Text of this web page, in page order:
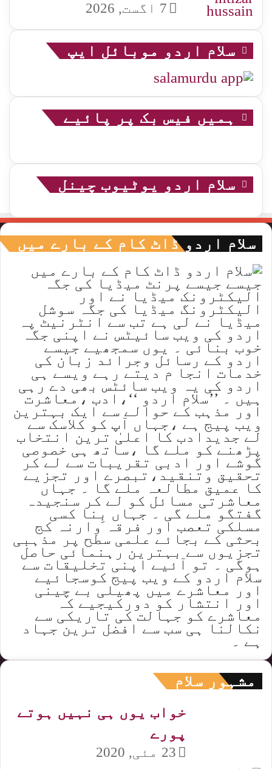
7 اگست, 2026
سلام اردو موبائل ایپ
ہمیں فیس بک پر پائیے
سلام اردو یوٹیوب چینل
سلام اردو ڈاٹ کام کے بارے میں
جیسے جیسے پرنٹ میڈیا کی جگہ
الیکٹرونک میڈیا نے اور
الیکٹرونگ میڈیا کی جگہ سوشل
میڈیا نے لی ہے تب سے انٹرنیٹ پہ
اردو کی ویب سائیٹس نے اپنی جگہ
خوب بنائی ۔ یوں سمجھیے جیسے
اردو کے رسائل وجرائد زبان کی
خدمات انجا م دیتے رہے ویسے ہی
اردو کی یہ ویب سائٹس بھی دے رہی
ہیں ۔ ’’سلام اردو ‘‘،ادب ،معاشرت
اور مذہب کے حوالے سے ایک بہترین
ویب پیج ہے ،جہاں آپ کو کلاسک سے
لے جدیدادب کا اعلیٰ ترین انتخاب
پڑھنے کو ملے گا ،ساتھ ہی خصوصی
گوشے اور ادبی تقریبات سے لے کر
تحقیق وتنقید،تبصرے اور تجزیے
کا عمیق مطالعہ ملے گا ۔ جہاں
معاشرتی مسائل کو لے کر سنجیدہ
گفتگو ملے گی ۔ جہاں بِنا کسی
مسلکی تعصب اور فرقہ وارنہ کج
بحثی کے بجائے علمی سطح پر مذہبی
تجزیوں سے بہترین رہنمائی حاصل
ہوگی ۔ تو آئیے اپنی تخلیقات سے
سلام اردو کے ویب پیج کوسجائیے
اور معاشرے میں پھیلی بے چینی
اور انتشار کو دورکیجیے کہ
معاشرے کو جہالت کی تاریکی سے
نکالنا ہی سب سے افضل ترین جہاد
ہے ۔
مشہور سلام
خواب یوں ہی نہیں ہوتے
پورے
23 مئی, 2020